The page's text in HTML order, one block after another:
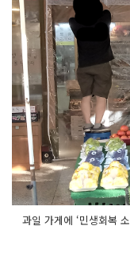
과일 가게에 ‘민생회복